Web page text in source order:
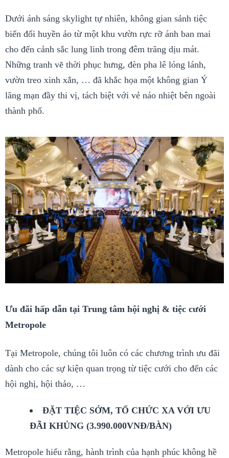
Dưới ánh sáng skylight tự nhiên, không gian sảnh tiệc
biến đổi huyền ảo từ một khu vườn rực rỡ ánh ban mai
cho đến cảnh sắc lung linh trong đêm trăng dịu mát.
Những tranh vẽ thời phục hưng, đèn pha lê lóng lánh,
vườn treo xinh xắn, … đã khắc họa một không gian Ý
lãng mạn đầy thi vị, tách biệt với vẻ náo nhiệt bên ngoài
thành phố.
Ưu đãi hấp dẫn tại Trung tâm hội nghị & tiệc cưới
Metropole
Tại Metropole, chúng tôi luôn có các chương trình ưu đãi
dành cho các sự kiện quan trọng từ tiệc cưới cho đến các
hội nghị, hội thảo, …
ĐẶT TIỆC SỚM, TỔ CHỨC XA VỚI ƯU
ĐÃI KHỦNG (3.990.000VNĐ/BÀN)
Metropole hiểu rằng, hành trình của hạnh phúc không hề